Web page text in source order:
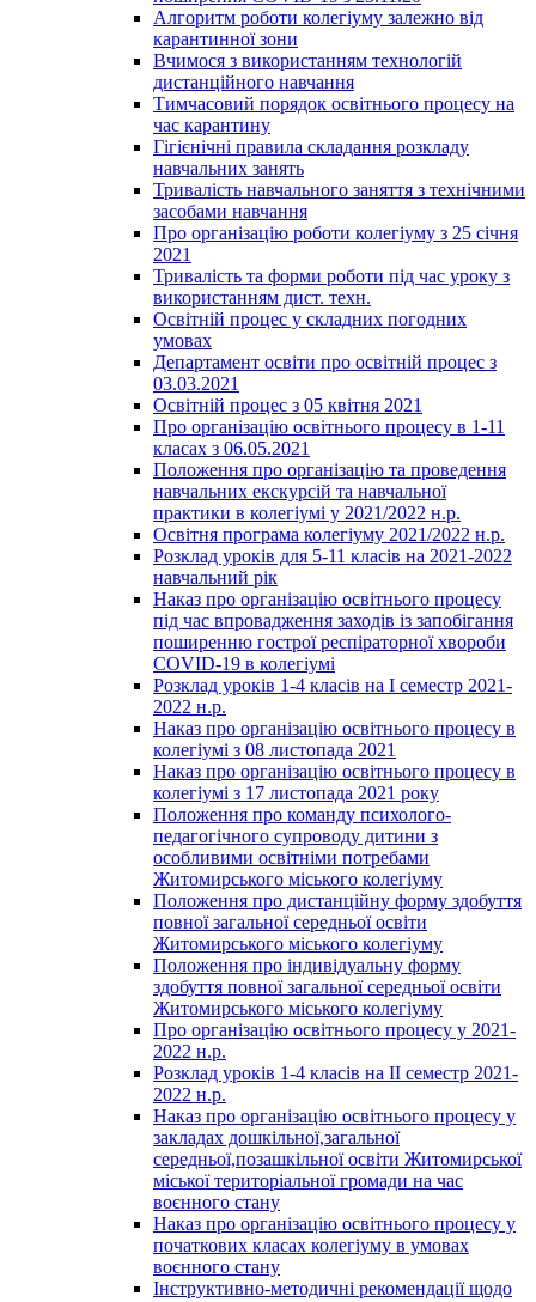
Алгоритм роботи колегіуму залежно від
карантинної зони
Вчимося з використанням технологій
дистанційного навчання
Тимчасовий порядок освітнього процесу на
час карантину
Гігієнічні правила складання розкладу
навчальних занять
Тривалість навчального заняття з технічними
засобами навчання
Про організацію роботи колегіуму з 25 січня
2021
Тривалість та форми роботи під час уроку з
використанням дист. техн.
Освітній процес у складних погодних
умовах
Департамент освіти про освітній процес з
03.03.2021
Освітній процес з 05 квітня 2021
Про організацію освітнього процесу в 1-11
класах з 06.05.2021
Положення про організацію та проведення
навчальних екскурсій та навчальної
практики в колегіумі у 2021/2022 н.р.
Освітня програма колегіуму 2021/2022 н.р.
Розклад уроків для 5-11 класів на 2021-2022
навчальний рік
Наказ про організацію освітнього процесу
під час впровадження заходів із запобігання
поширенню гострої респіраторної хвороби
COVID-19 в колегіумі
Розклад уроків 1-4 класів на І семестр 2021-
2022 н.р.
Наказ про організацію освітнього процесу в
колегіумі з 08 листопада 2021
Наказ про організацію освітнього процесу в
колегіумі з 17 листопада 2021 року
Положення про команду психолого-
педагогічного супроводу дитини з
особливими освітніми потребами
Житомирського міського колегіуму
Положення про дистанційну форму здобуття
повної загальної середньої освіти
Житомирського міського колегіуму
Положення про індивідуальну форму
здобуття повної загальної середньої освіти
Житомирського міського колегіуму
Про організацію освітнього процесу у 2021-
2022 н.р.
Розклад уроків 1-4 класів на ІІ семестр 2021-
2022 н.р.
Наказ про організацію освітнього процесу у
закладах дошкільної,загальної
середньої,позашкільної освіти Житомирської
міської територіальної громади на час
воєнного стану
Наказ про організацію освітнього процесу у
початкових класах колегіуму в умовах
воєнного стану
Інструктивно-методичні рекомендації щодо